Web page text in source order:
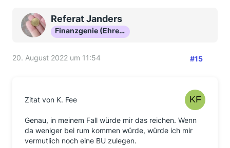
Referat Janders
Finanzgenie (Ehrenmitglied)
20. August 2022 um 11:54 #15
Zitat von K. Fee
Genau, in meinem Fall würde mir das reichen. Wenn
da weniger bei rum kommen würde, würde ich mir
vermutlich noch eine BU zulegen.